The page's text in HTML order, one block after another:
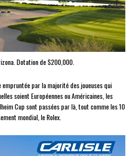
Dotation de $200,000.
empruntée par la majorité des joueuses qui
soient Européennes ou Américaines, les
Cup sont passées par là, tout comme les 10
mondial, le Rolex.